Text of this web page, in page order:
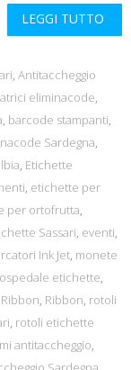
LEGGI TUTTO
, Antitaccheggio
eliminacode,
, barcode stampanti,
Sardegna,
, Etichette
, etichette per
per ortofrutta,
Sassari, eventi,
Ink Jet, monete
ospedale etichette,
Ribbon, Ribbon, rotoli
, rotoli etichette
antitaccheggio,